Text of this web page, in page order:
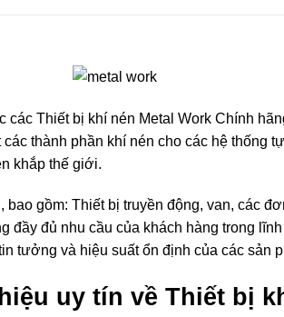
các Thiết bị khí nén Metal Work Chính
thành phần khí nén cho các hệ thống
khắp thế giới.
bao gồm: Thiết bị truyền động, van, các
đầy đủ nhu cầu của khách hàng trong
tưởng và hiệu suất ổn định của các sản
uy tín về Thiết bị